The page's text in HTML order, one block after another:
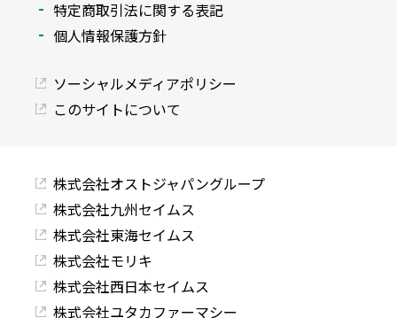
特定商取引法に関する表記
個人情報保護方針
ソーシャルメディアポリシー
このサイトについて
株式会社オストジャパングループ
株式会社九州セイムス
株式会社東海セイムス
株式会社モリキ
株式会社西日本セイムス
株式会社ユタカファーマシー